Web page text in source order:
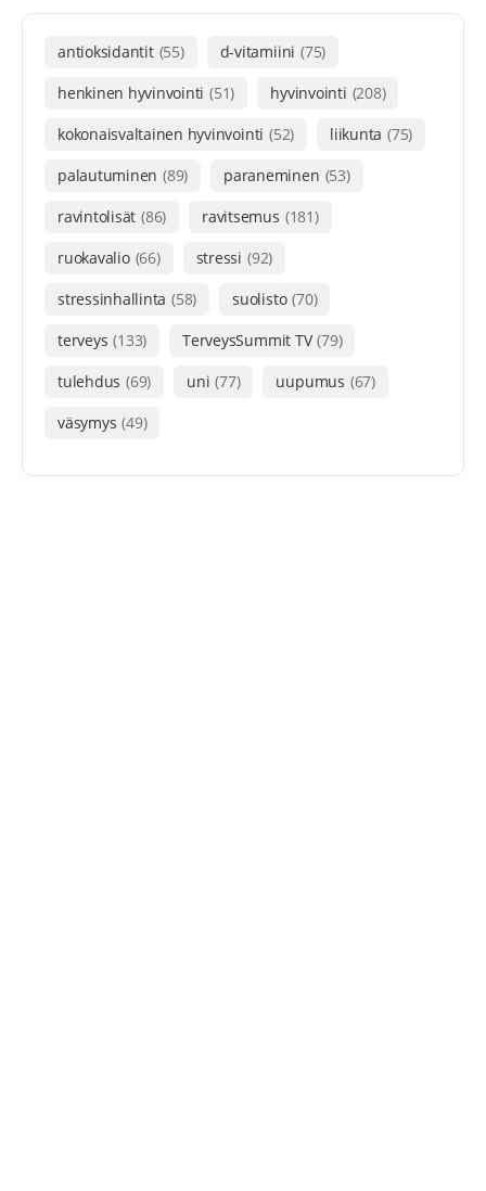
antioksidantit (55) d-vitamiini (75)
henkinen hyvinvointi (51) hyvinvointi (208)
kokonaisvaltainen hyvinvointi (52) liikunta (75)
palautuminen (89) paraneminen (53)
ravintolisät (86) ravitsemus (181)
ruokavalio (66) stressi (92)
stressinhallinta (58) suolisto (70)
terveys (133) TerveysSummit TV (79)
tulehdus (69) uni (77) uupumus (67)
väsymys (49)